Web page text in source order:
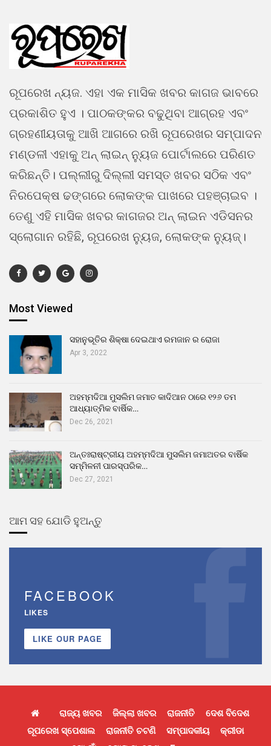
ରୂପରେଖ ନ୍ୟଜ. ଏହା ଏକ ମାସିକ ଖବର କାଗଜ ଭାବରେ
ପ୍ରକାଶିତ ହୁଏ । ପାଠକଙ୍କର ବଢୁଥିବା ଆଗ୍ରହ ଏବଂ
ଗ୍ରହଣୀୟତାକୁ ଆଖି ଆଗରେ ରଖି ରୂପରେଖର ସମ୍ପାଦନ
ମଣ୍ଡଳୀ ଏହାକୁ ଅନ୍ ଲାଇନ୍ ନ୍ୟୁଜ ପୋର୍ଟାଲରେ ପରିଣତ
କରିଛନ୍ତି। ପଲ୍ଲୀରୁ ଦିଲ୍ଲୀ ସମସ୍ତ ଖବର ସଠିକ ଏବଂ
ନିରପେକ୍ଷ ଢଙ୍ଗରେ ଲୋକଙ୍କ ପାଖରେ ପହଞ୍ଚାଇବ ।
ତେଣୁ ଏହି ମାସିକ ଖବର କାଗଜର ଅନ୍ ଲାଇନ ଏଡିସନର
ସ୍ଲୋଗାନ ରହିଛି, ରୂପରେଖ ନ୍ୟୁଜ, ଲୋକଙ୍କ ନ୍ୟୁଜ୍।
Most Viewed
ସହାନୁଭୂତିର ଶିକ୍ଷା ଦେଇଥାଏ ରମଜାନ ର ରୋଜା
Apr 3, 2022
ଅହମ୍ମଦିଆ ମୁସଲିମ ଜମାତ କାଦିଆନ ଠାରେ ୧୨୬ ତମ
ଆଧ୍ୟାତ୍ମିକ ବାର୍ଷିକ…
Dec 26, 2021
ଅନ୍ତଃରାଷ୍ଟ୍ରୀୟ ଅହମ୍ମଦିଆ ମୁସଲିମ ଜମାଅତର ବାର୍ଷିକ
ସମ୍ମିଳନୀ ପାରସ୍ପରିକ…
Dec 27, 2021
ଆମ ସହ ଯୋଡି ହୁଅନ୍ତୁ
FACEBOOK
LIKES
LIKE OUR PAGE
ରାଜ୍ୟ ଖବର ଜିଲ୍ଲା ଖବର ରାଜନୀତି
ଦେଶ ବିଦେଶ
ରୂପରେଖ ସ୍ପେଶାଲ
ରାଜନୀତି ଚଟଣି ସମ୍ପାଦକୀୟ
କ୍ରୀଡା